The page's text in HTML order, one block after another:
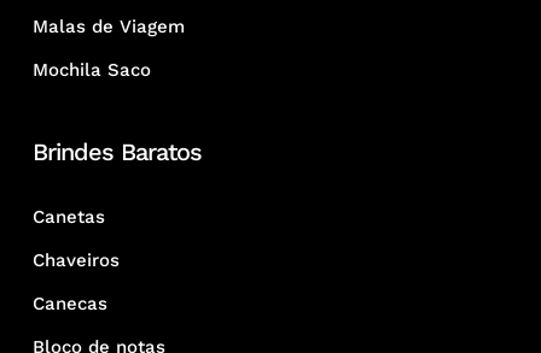
Malas de Viagem
Mochila Saco
Brindes Baratos
Canetas
Chaveiros
Canecas
Bloco de notas